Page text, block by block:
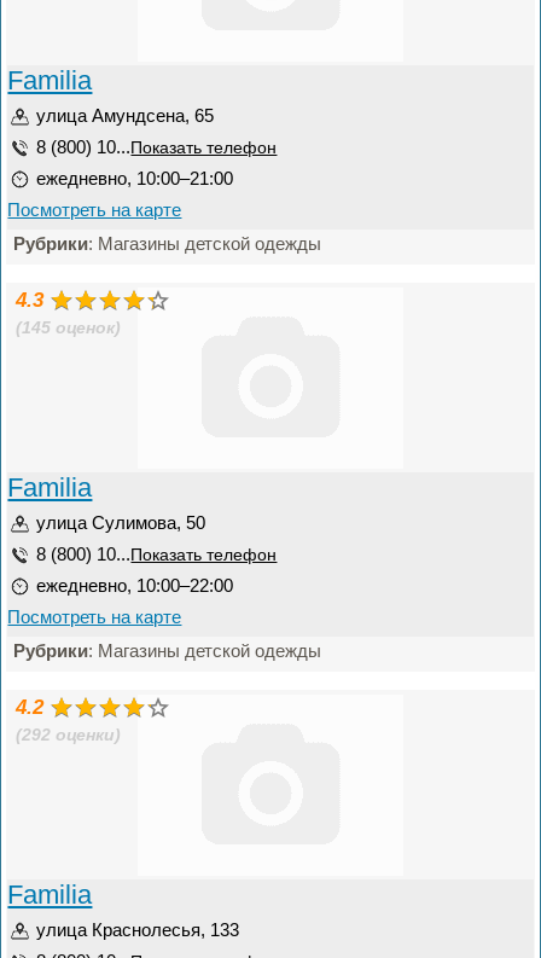
Familia
улица Амундсена, 65
8 (800) 10... Показать телефон
ежедневно, 10:00–21:00
Посмотреть на карте
Рубрики: Магазины детской одежды
4.3
(145 оценок)
Familia
улица Сулимова, 50
8 (800) 10... Показать телефон
ежедневно, 10:00–22:00
Посмотреть на карте
Рубрики: Магазины детской одежды
4.2
(292 оценки)
Familia
улица Краснолесья, 133